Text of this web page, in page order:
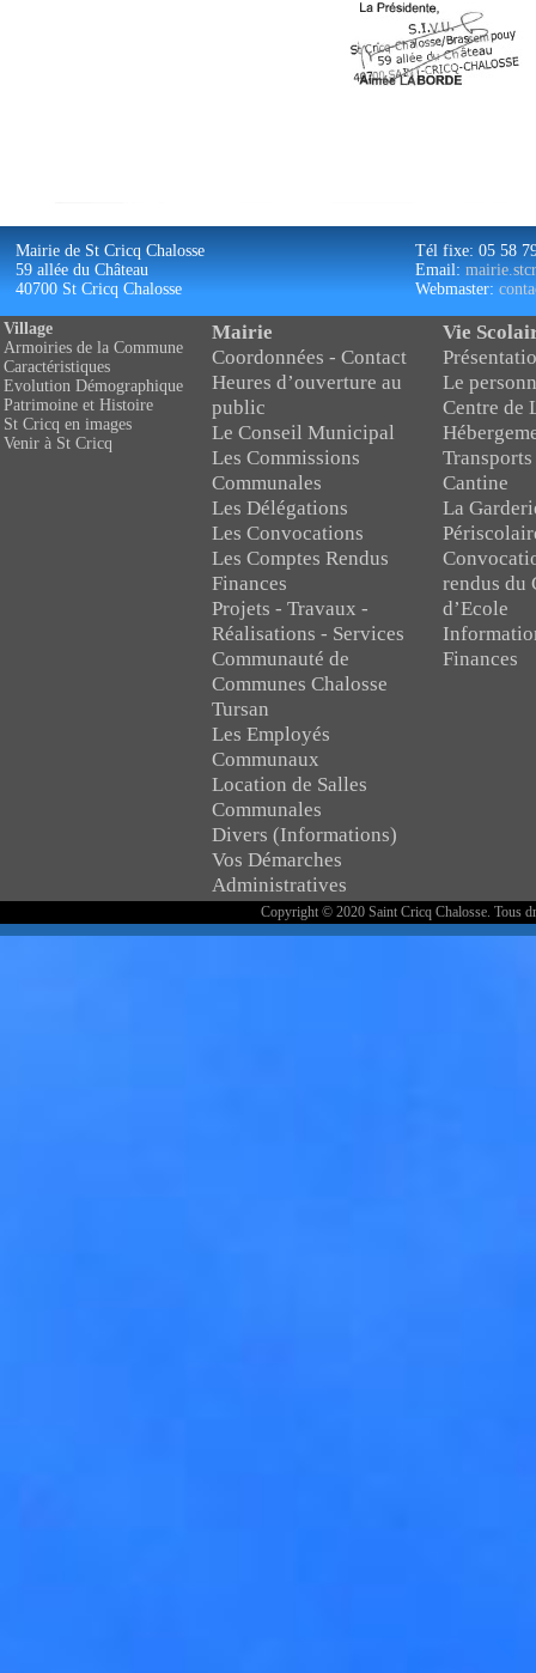
Mairie de St Cricq Chalosse
59 allée du Château
40700 St Cricq Chalosse
Tél fixe: 05 58
Email:
Webmaster:
Village
Armoiries de la Commune
Caractéristiques
Evolution Démographique
Patrimoine et Histoire
St Cricq en images
Venir à St Cricq
Mairie
Coordonnées - Contact
Heures d’ouverture au
public
Le Conseil Municipal
Les Commissions
Communales
Les Délégations
Les Convocations
Les Comptes Rendus
Finances
Projets - Travaux -
Réalisations - Services
Communauté de
Communes Chalosse
Tursan
Les Employés
Communaux
Location de Salles
Communales
Divers (Informations)
Vos Démarches
Administratives
Vie
Le
Centre de
Cantine
La
rendus du
d’Ecole
Finances
Copyright © 2020 Saint Cricq Chalosse. Tous